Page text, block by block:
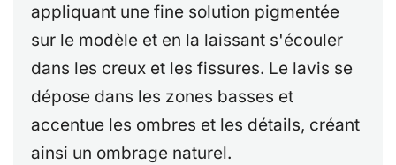
appliquant une fine solution pigmentée
sur le modèle et en la laissant s'écouler
dans les creux et les fissures. Le lavis se
dépose dans les zones basses et
accentue les ombres et les détails, créant
ainsi un ombrage naturel.